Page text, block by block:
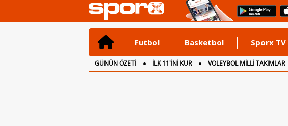
Futbol Basketbol Sporx TV
GÜNÜN ÖZETİ İLK 11'İNİ KUR VOLEYBOL MİLLİ TAKIMLAR
CANLI ANLATIM
İNGİLTERE